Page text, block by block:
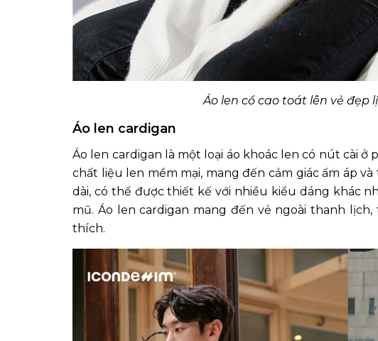
Áo len cổ cao toát lên vẻ đẹp
Áo len cardigan
Áo len cardigan là một loại áo khoác len có nút cài
chất liệu len mềm mại, mang đến cảm giác ấm áp và
dài, có thể được thiết kế với nhiều kiểu dáng khác
mũ. Áo len cardigan mang đến vẻ ngoài thanh
thích.